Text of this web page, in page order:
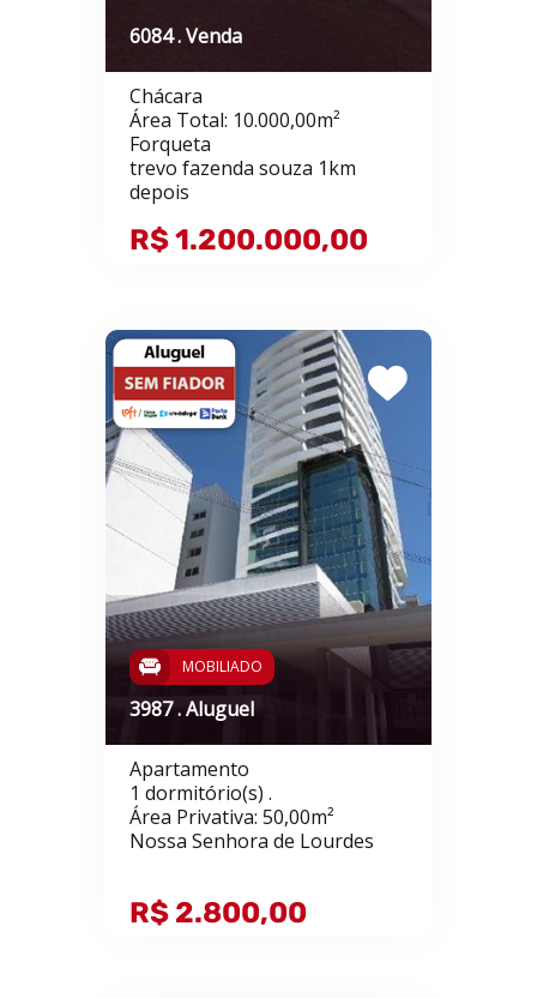
6084 . Venda
Chácara
Área Total: 10.000,00m²
Forqueta
trevo fazenda souza 1km
depois
R$ 1.200.000,00
MOBILIADO
3987 . Aluguel
Apartamento
1 dormitório(s) .
Área Privativa: 50,00m²
Nossa Senhora de Lourdes
R$ 2.800,00